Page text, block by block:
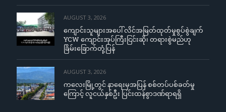
AUGUST 3, 2026
ကျောင်းသူများအပေါ် လိင်အမြတ်ထုတ်မှုစွပ်စွဲချက်
YCW ကျောင်းအုပ်ကြီးငြင်းဆို၊ တရားစွဲမည်ဟု
ခြိမ်းခြောက်တုံ့ပြန်
AUGUST 3, 2026
ကလေးမြို့တွင် နာရေးမှအပြန် စစ်တပ်ပစ်ခတ်မှု
ကြောင့် လူငယ်နှစ်ဦး ပြင်းထန်စွာဒဏ်ရာရရှိ